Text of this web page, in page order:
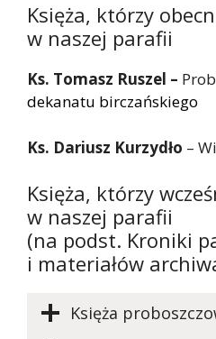
Księża, którzy
w naszej parafii
Ks. Tomasz Ruszel –
dekanatu birczańskiego
Ks. Dariusz Kurzydło –
Księża, którzy
w naszej parafii
(na podst. Kroniki
i materiałów
Księża